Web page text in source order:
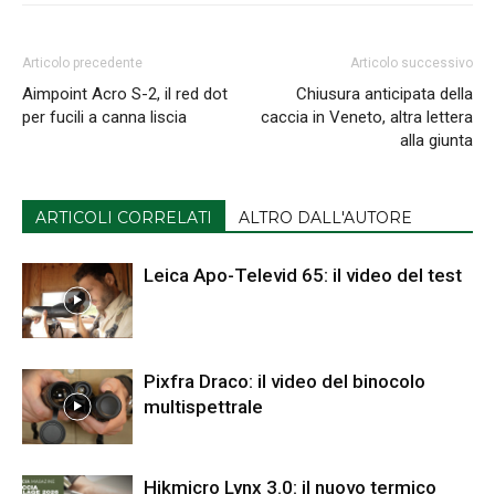
Articolo precedente
Aimpoint Acro S-2, il red dot
per fucili a canna liscia
Articolo successivo
Chiusura anticipata della
caccia in Veneto, altra lettera
alla giunta
ARTICOLI CORRELATI ALTRO DALL'AUTORE
Leica Apo-Televid 65: il video del test
Pixfra Draco: il video del binocolo
multispettrale
Hikmicro Lynx 3.0: il nuovo termico